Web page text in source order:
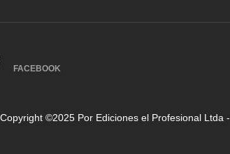
FACEBOOK
Copyright ©2025 Por Ediciones el Profesional Ltda-